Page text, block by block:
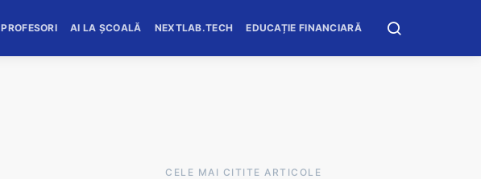
PROFESORI AI LA ȘCOALĂ NEXTLAB.TECH EDUCAȚIE FINANCIARĂ
CELE MAI CITITE ARTICOLE